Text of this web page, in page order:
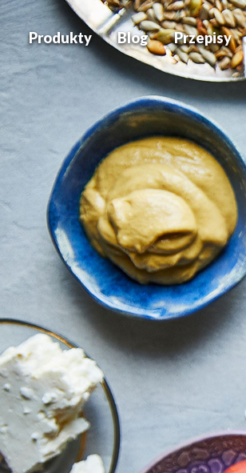
Produkty Blog Przepisy